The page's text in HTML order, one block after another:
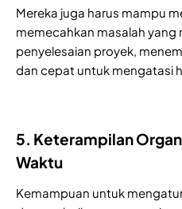
Mereka juga harus mampu
memecahkan masalah yang
penyelesaian proyek,
dan cepat untuk mengatasi
5. Keterampilan
Waktu
Kemampuan untuk